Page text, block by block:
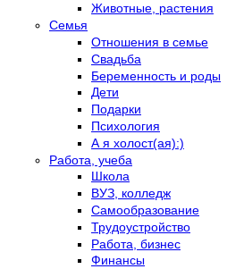
Животные, растения
Семья
Отношения в семье
Свадьба
Беременность и роды
Дети
Подарки
Психология
А я холост(ая):)
Работа, учеба
Школа
ВУЗ, колледж
Самообразование
Трудоустройство
Работа, бизнес
Финансы